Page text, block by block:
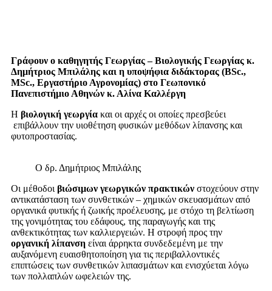
Γράφουν ο καθηγητής Γεωργίας – Βιολογικής Γεωργίας κ.
Δημήτριος Μπιλάλης και η υποψήφια διδάκτορας (ΒSc.,
MSc., Εργαστήριο Αγρονομίας) στο Γεωπονικό
Πανεπιστήμιο Αθηνών κ. Αλίνα Kαλλέργη
Η βιολογική γεωργία και οι αρχές οι οποίες πρεσβεύει
επιβάλλουν την υιοθέτηση φυσικών μεθόδων λίπανσης και
φυτοπροστασίας.
Ο δρ. Δημήτριος Μπιλάλης
Οι μέθοδοι βιώσιμων γεωργικών πρακτικών στοχεύουν στην
αντικατάσταση των συνθετικών – χημικών σκευασμάτων από
οργανικά φυτικής ή ζωικής προέλευσης, με στόχο τη βελτίωση
της γονιμότητας του εδάφους, της παραγωγής και της
ανθεκτικότητας των καλλιεργειών. Η στροφή προς την
οργανική λίπανση είναι άρρηκτα συνδεδεμένη με την
αυξανόμενη ευαισθητοποίηση για τις περιβαλλοντικές
επιπτώσεις των συνθετικών λιπασμάτων και ενισχύεται λόγω
των πολλαπλών ωφελειών της.